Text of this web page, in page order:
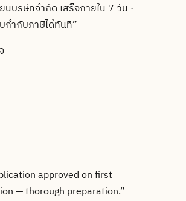
นบริษัทจำกัด เสร็จภายใน 7 วัน ·
กำกับภาษีได้ทันที”
approved on first
— thorough preparation.”